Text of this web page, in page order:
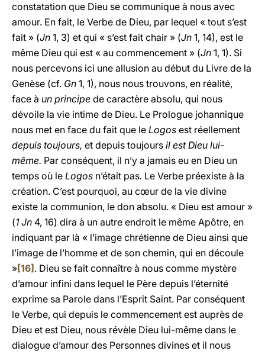
constatation que Dieu se communique à nous avec
amour. En fait, le Verbe de Dieu, par lequel « tout s’est
fait » (Jn 1, 3) et qui « s’est fait chair » (Jn 1, 14), est le
même Dieu qui est « au commencement » (Jn 1, 1). Si
nous percevons ici une allusion au début du Livre de la
Genèse (cf. Gn 1, 1), nous nous trouvons, en réalité,
face à un principe de caractère absolu, qui nous
dévoile la vie intime de Dieu. Le Prologue johannique
nous met en face du fait que le Logos est réellement
depuis toujours, et depuis toujours il est Dieu lui-
même. Par conséquent, il n’y a jamais eu en Dieu un
temps où le Logos n’était pas. Le Verbe préexiste à la
création. C’est pourquoi, au cœur de la vie divine
existe la communion, le don absolu. « Dieu est amour »
(1 Jn 4, 16) dira à un autre endroit le même Apôtre, en
indiquant par là « l’image chrétienne de Dieu ainsi que
l’image de l’homme et de son chemin, qui en découle
»[16] . Dieu se fait connaître à nous comme mystère
d’amour infini dans lequel le Père depuis l’éternité
exprime sa Parole dans l’Esprit Saint. Par conséquent
le Verbe, qui depuis le commencement est auprès de
Dieu et est Dieu, nous révèle Dieu lui-même dans le
dialogue d’amour des Personnes divines et il nous